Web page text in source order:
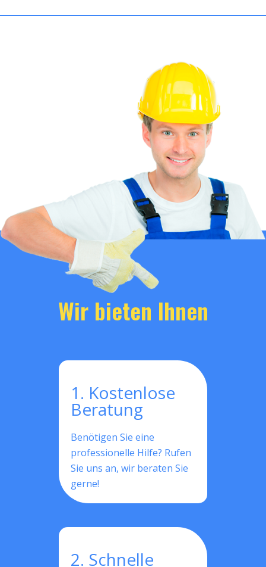
Wir bieten Ihnen
1. Kostenlose
Beratung
Benötigen Sie eine
professionelle Hilfe? Rufen
Sie uns an, wir beraten Sie
gerne!
2. Schnelle